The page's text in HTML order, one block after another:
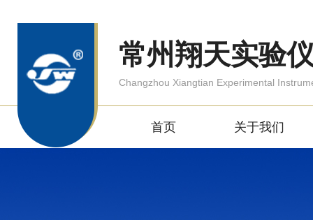
常州翔天实验
Changzhou Xiangtian Experimental
首页 关于我们